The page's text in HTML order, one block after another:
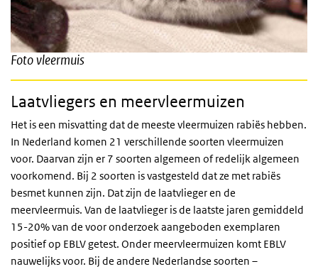
Foto vleermuis
Laatvliegers en meervleermuizen
Het is een misvatting dat de meeste vleermuizen rabiës hebben.
In Nederland komen 21 verschillende soorten vleermuizen
voor. Daarvan zijn er 7 soorten algemeen of redelijk algemeen
voorkomend. Bij 2 soorten is vastgesteld dat ze met rabiës
besmet kunnen zijn. Dat zijn de laatvlieger en de
meervleermuis. Van de laatvlieger is de laatste jaren gemiddeld
15-20% van de voor onderzoek aangeboden exemplaren
positief op EBLV getest. Onder meervleermuizen komt EBLV
nauwelijks voor. Bij de andere Nederlandse soorten –